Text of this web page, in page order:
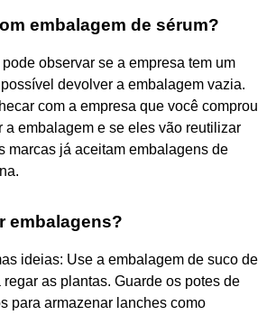
embalagem de sérum?
observar se a empresa tem um
devolver a embalagem vazia.
com a empresa que você comprou
a embalagem e se eles vão reutilizar
marcas já aceitam embalagens de
embalagens?
ideias: Use a embalagem de suco de
as plantas. Guarde os potes de
para armazenar lanches como